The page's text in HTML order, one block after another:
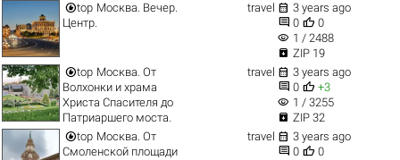
top Москва. Вечер.
Центр.
travel  3 years ago
 0  0
visibility 1 / 2488
 ZIP 19
top Москва. От
Волхонки и храма
Христа Спасителя до
Патриаршего моста.
travel  3 years ago
 0  +3
visibility 1 / 3255
 ZIP 32
top Москва. От
Смоленской площади
travel  3 years ago
 0  0